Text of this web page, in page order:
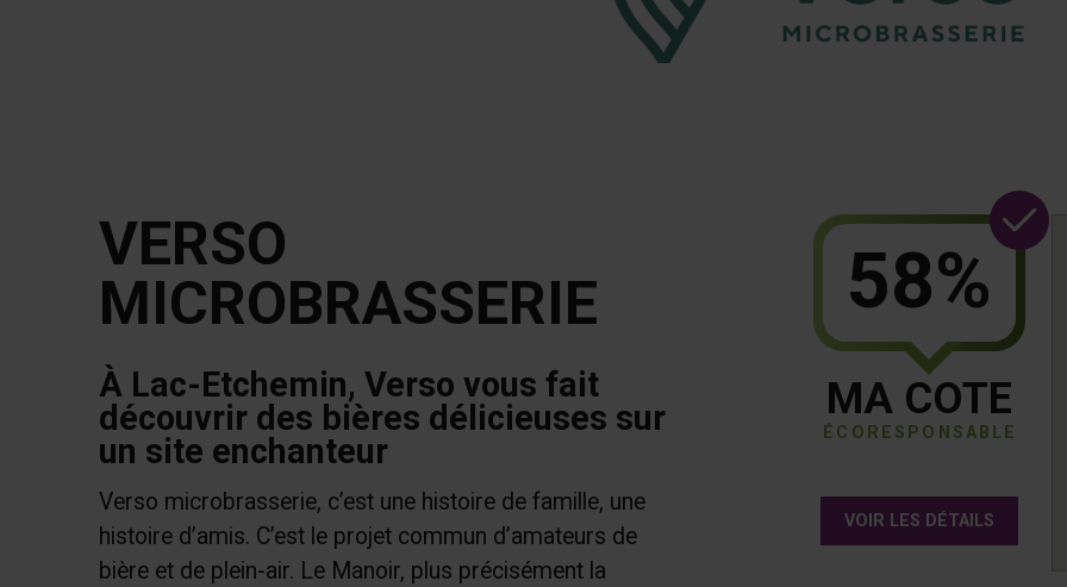
VERSO
MICROBRASSERIE
À Lac-Etchemin, Verso vous fait
découvrir des bières délicieuses sur
un site enchanteur
Verso microbrasserie, c’est une histoire de famille, une
histoire d’amis. C’est le projet commun d’amateurs de
bière et de plein-air. Le Manoir, plus précisément la
58%
MA COTE
ÉCORESPONSABLE
VOIR LES DÉTAILS